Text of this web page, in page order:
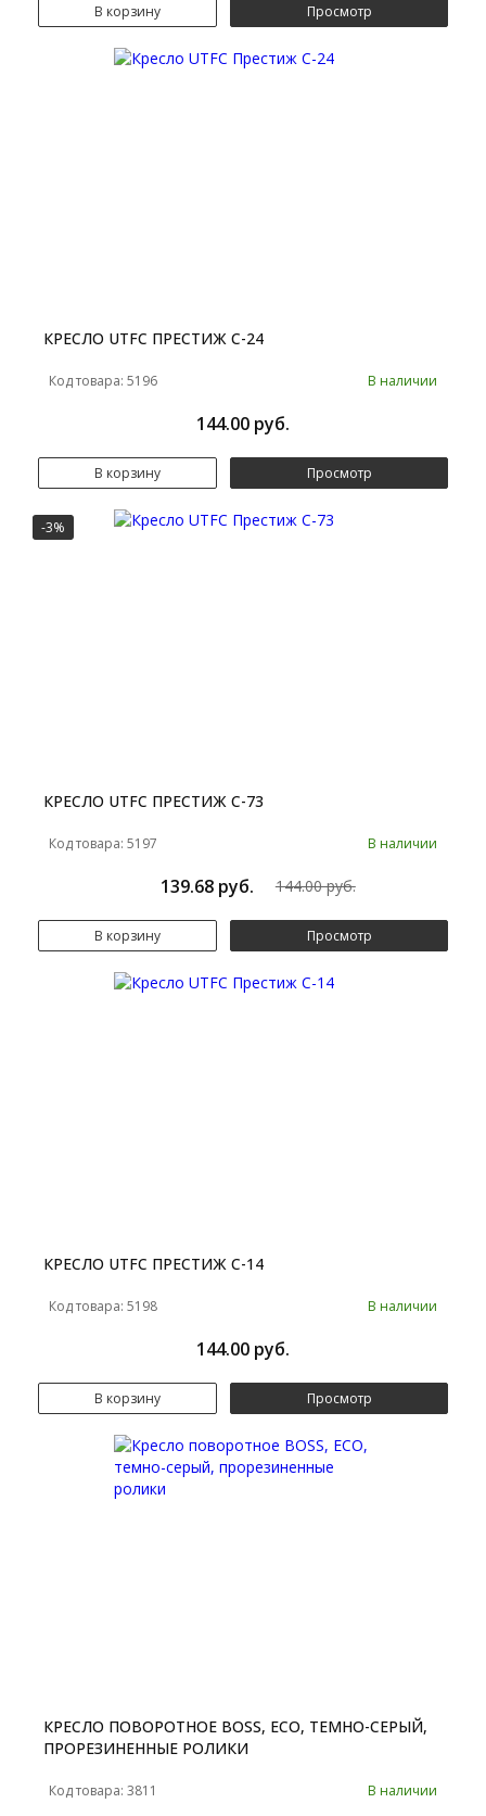
В корзину Просмотр
КРЕСЛО UTFC ПРЕСТИЖ С-24
Код товара: 5196 В наличии
144.00 руб.
В корзину Просмотр
-3%
КРЕСЛО UTFC ПРЕСТИЖ С-73
Код товара: 5197 В наличии
139.68 руб. 144.00 руб.
В корзину Просмотр
КРЕСЛО UTFC ПРЕСТИЖ С-14
Код товара: 5198 В наличии
144.00 руб.
В корзину Просмотр
КРЕСЛО ПОВОРОТНОЕ BOSS, ECO, ТЕМНО-СЕРЫЙ,
ПРОРЕЗИНЕННЫЕ РОЛИКИ
Код товара: 3811 В наличии